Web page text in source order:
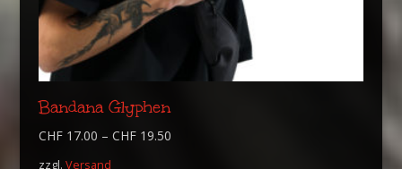
Bandana Glyphen
CHF17.00 – CHF19.50
zzgl. Versand